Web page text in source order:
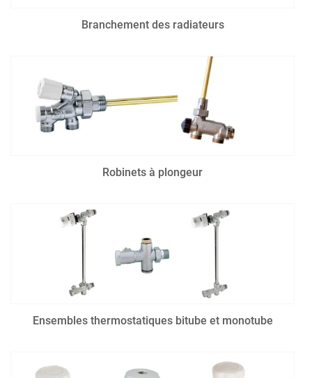
Branchement des radiateurs
Robinets à plongeur
Ensembles thermostatiques bitube et monotube